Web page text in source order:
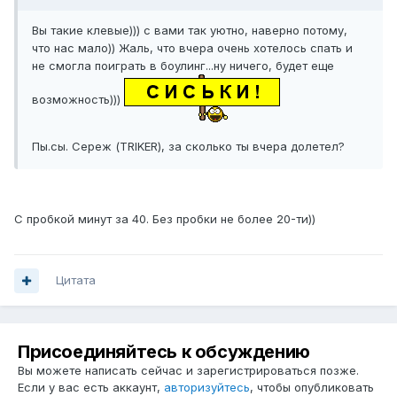
Вы такие клевые))) с вами так уютно, наверно потому,
что нас мало)) Жаль, что вчера очень хотелось спать и
не смогла поиграть в боулинг...ну ничего, будет еще
возможность)))
Пы.сы. Сереж (TRIKER), за сколько ты вчера долетел?
С пробкой минут за 40. Без пробки не более 20-ти))
Цитата
Присоединяйтесь к обсуждению
Вы можете написать сейчас и зарегистрироваться позже.
Если у вас есть аккаунт, авторизуйтесь, чтобы опубликовать